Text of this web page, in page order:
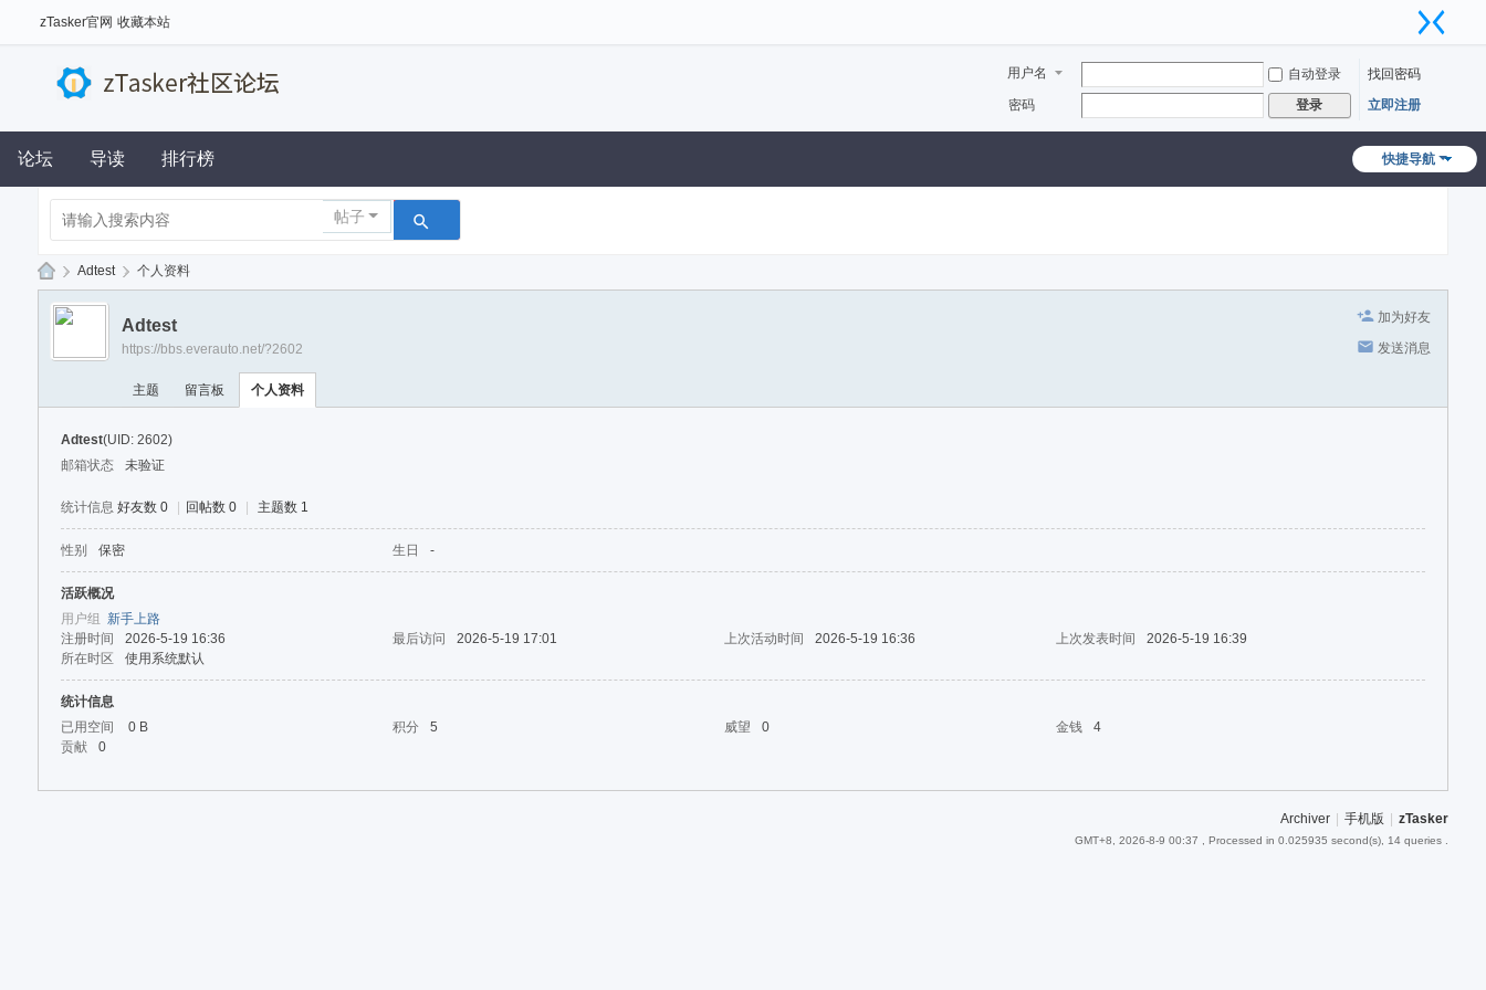
zTasker官网 收藏本站
用户名 自动登录
找回密码
密码
登录 立即注册
快捷导航
论坛 导读 排行榜
帖子
› Adtest › 个人资料
加为好友
发送消息
Adtest
https://bbs.everauto.net/?2602
主题 留言板 个人资料
Adtest(UID: 2602)
邮箱状态
未验证
统计信息 好友数 0 回帖数 0 主题数 1
性别 保密 生日 -
活跃概况
用户组
新手上路
注册时间
2026-5-19 16:36 最后访问 2026-5-19 17:01 上次活动时间 2026-5-19 16:36 上次发表时间
2026-5-19 16:39
所在时区
使用系统默认
统计信息
已用空间
0 B 积分 5 威望 0 金钱
4
贡献
0
Archiver 手机版 zTasker
GMT+8, 2026-8-9 00:37 , Processed in 0.025935 second(s), 14 queries .